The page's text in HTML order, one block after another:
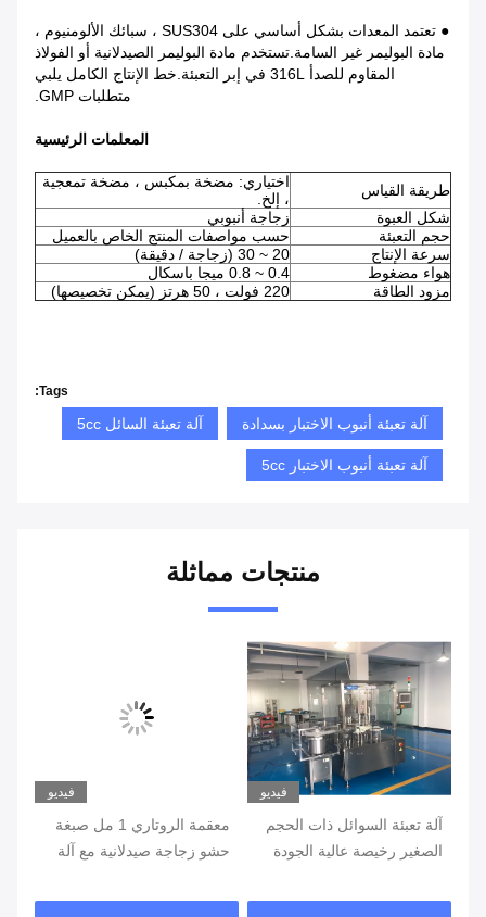
● تعتمد المعدات بشكل أساسي على SUS304 ، سبائك الألومنيوم ،
مادة البوليمر غير السامة.تستخدم مادة البوليمر الصيدلانية أو الفولاذ
المقاوم للصدأ 316L في إبر التعبئة.خط الإنتاج الكامل يلبي
متطلبات GMP.
المعلمات الرئيسية
طريقة القياس
اختياري: مضخة بمكبس ، مضخة تمعجية
، إلخ.
شكل العبوة
زجاجة أنبوبي
حجم التعبئة
حسب مواصفات المنتج الخاص بالعميل
سرعة الإنتاج
20 ~ 30 (زجاجة / دقيقة)
هواء مضغوط
0.4 ~ 0.8 ميجا باسكال
مزود الطاقة
220 فولت ، 50 هرتز (يمكن تخصيصها)
Tags:
آلة تعبئة أنبوب الاختبار بسدادة آلة تعبئة السائل 5cc
آلة تعبئة أنبوب الاختبار 5cc
منتجات مماثلة
فيديو
آلة تعبئة السوائل ذات الحجم
الصغير رخيصة عالية الجودة
فيديو
معقمة الروتاري 1 مل صبغة
حشو زجاجة صيدلانية مع آلة